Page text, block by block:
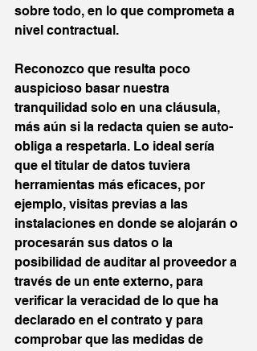
sobre todo, en lo que comprometa a
nivel contractual.
Reconozco que resulta poco
auspicioso basar nuestra
tranquilidad solo en una cláusula,
más aún si la redacta quien se auto-
obliga a respetarla. Lo ideal sería
que el titular de datos tuviera
herramientas más eficaces, por
ejemplo, visitas previas a las
instalaciones en donde se alojarán o
procesarán sus datos o la
posibilidad de auditar al proveedor a
través de un ente externo, para
verificar la veracidad de lo que ha
declarado en el contrato y para
comprobar que las medidas de